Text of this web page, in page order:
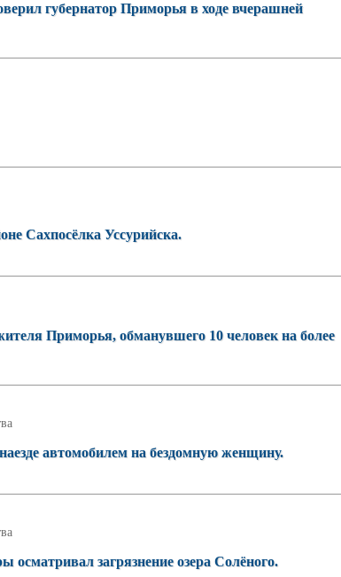
губернатор Приморья в ходе вчерашней
Сахпосёлка Уссурийска.
Приморья, обманувшего 10 человек на более
автомобилем на бездомную женщину.
осматривал загрязнение озера Солёного.